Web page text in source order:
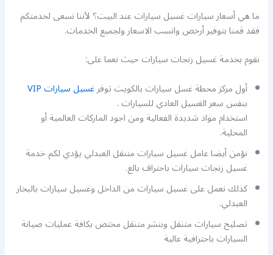
ما هي أسعار سيارات غسيل سيارات عند البيت؟ لأننا نسعى لخدمتكم
فقد قمنا بتوفير أرخص وانسب الاسعار ولجميع الخدمات.
نقوم بخدمة غسيل زنجات سيارات حيث نعما على:
أول مركز محطة غسل سيارات بالكويت توفرغسيل سيارات VIP
بنفس سعر الغسيل العادي للسيارات .
استخدام مواد شديدة الفعالية ومن اجود الماركات العالمية أو
المحلية.
نؤمن أيضا عامل غسيل سيارات متنقل العبدلي يؤدي لكم خدمة
غسيل زنجات سيارات باحتراف بالغ.
كذلك نعمل على غسيل سيارات من الداخل وغسيل سيارات بالبخار
العبدلي.
تصليح سيارات متنقل وبنشر متنقل مختص بكافة عمليات صيانة
السيارات باحترافية عالية